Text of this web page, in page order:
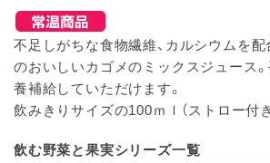
不足しがちな食物繊維、カルシウムを
のおいしいカゴメのミックスジュース
養補給していただけます。
飲みきりサイズの100ｍｌ（ストロー付き
飲む野菜と果実シリーズ一覧